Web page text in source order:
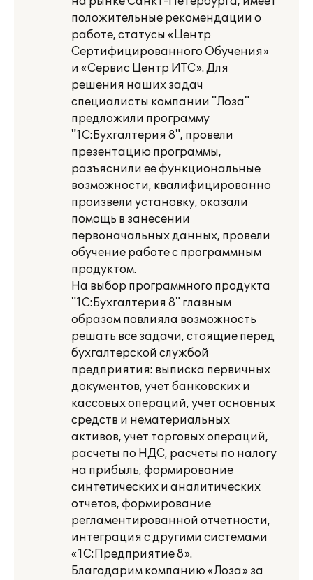
положительные рекомендации о
работе, статусы «Центр
Сертифицированного Обучения»
и «Сервис Центр ИТС». Для
решения наших задач
специалисты компании "Лоза"
предложили программу
"1С:Бухгалтерия 8", провели
презентацию программы,
разъяснили ее функциональные
возможности, квалифицированно
произвели установку, оказали
помощь в занесении
первоначальных данных, провели
обучение работе с программным
продуктом.
На выбор программного продукта
"1С:Бухгалтерия 8" главным
образом повлияла возможность
решать все задачи, стоящие перед
бухгалтерской службой
предприятия: выписка первичных
документов, учет банковских и
кассовых операций, учет основных
средств и нематериальных
активов, учет торговых операций,
расчеты по НДС, расчеты по налогу
на прибыль, формирование
синтетических и аналитических
отчетов, формирование
регламентированной отчетности,
интеграция с другими системами
«1С:Предприятие 8».
Благодарим компанию «Лоза» за